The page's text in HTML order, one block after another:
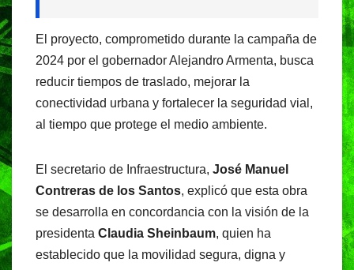
El proyecto, comprometido durante la campaña de
2024 por el gobernador Alejandro Armenta, busca
reducir tiempos de traslado, mejorar la
conectividad urbana y fortalecer la seguridad vial,
al tiempo que protege el medio ambiente.
El secretario de Infraestructura, José Manuel
Contreras de los Santos, explicó que esta obra
se desarrolla en concordancia con la visión de la
presidenta Claudia Sheinbaum, quien ha
establecido que la movilidad segura, digna y